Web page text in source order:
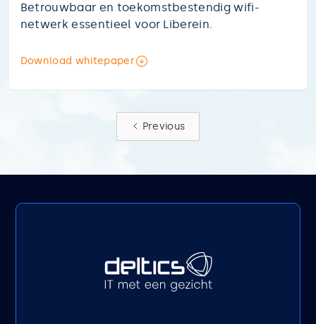
Betrouwbaar en toekomstbestendig wifi-
netwerk essentieel voor Liberein.
Download whitepaper
Previous